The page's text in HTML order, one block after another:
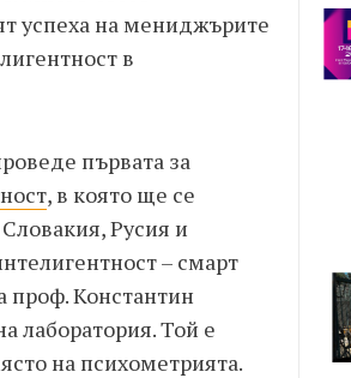
успеха на мениджърите
в
първата за
, в която ще се
Русия и
– смарт
проф. Константин
лаборатория. Той е
на психометрията.